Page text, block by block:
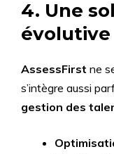
4. Une
évolutive
AssessFirst ne
s’intègre aussi
gestion des